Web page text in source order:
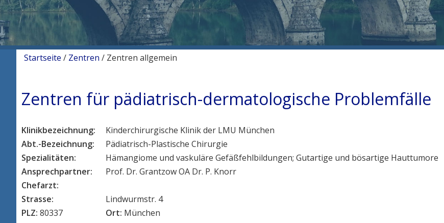
Startseite / Zentren / Zentren allgemein
Zentren für pädiatrisch-dermatologische Problemfälle
Klinikbezeichnung:
Kinderchirurgische Klinik der LMU München
Abt.-Bezeichnung:
Pädiatrisch-Plastische Chirurgie
Spezialitäten:
Hämangiome und vaskuläre Gefäßfehlbildungen; Gutartige und bösartige Hauttumore
Ansprechpartner:
Prof. Dr. Grantzow OA Dr. P. Knorr
Chefarzt:
Strasse:
Lindwurmstr. 4
PLZ: 80337 Ort: München